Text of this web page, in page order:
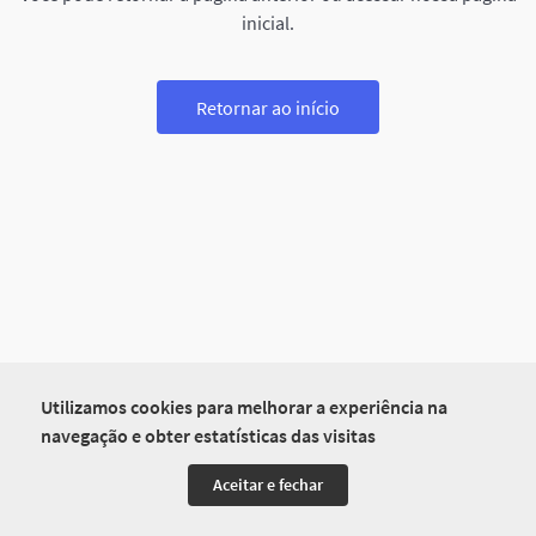
Utilizamos cookies para melhorar a experiência na
navegação e obter estatísticas das visitas
Aceitar e fechar
inicial.
Retornar ao início